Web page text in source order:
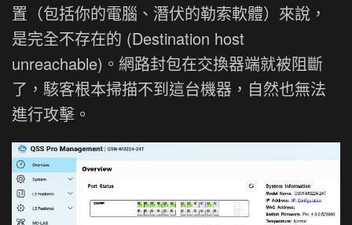
置（包括你的電腦、潛伏的勒索軟體）來說，
是完全不存在的 (Destination host
unreachable)。網路封包在交換器端就被阻斷
了，駭客根本掃描不到這台機器，自然也無法
進行攻擊。